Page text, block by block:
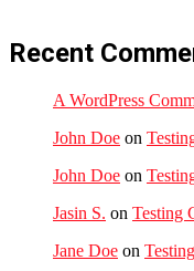
Recent
A WordPress
John Doe on
John Doe on
Jasin S. on Testing
Jane Doe on